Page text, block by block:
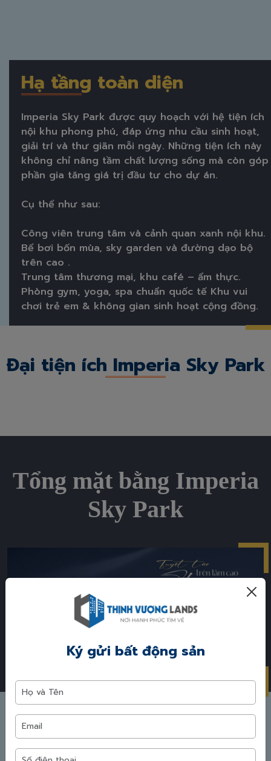
Hạ tầng toàn diện
Imperia Sky Park được quy hoạch với hệ tiện ích
nội khu phong phú, đáp ứng nhu cầu sinh hoạt,
giải trí và thư giãn mỗi ngày. Những tiện ích này
không chỉ nâng tầm chất lượng sống mà còn góp
phần gia tăng giá trị đầu tư cho dự án.
Cụ thể như sau:
Công viên trung tâm và cảnh quan xanh nội khu.
Bể bơi bốn mùa, sky garden và đường dạo bộ
trên cao .
Trung tâm thương mại, khu café – ẩm thực.
Phòng gym, yoga, spa chuẩn quốc tế Khu vui
chơi trẻ em & không gian sinh hoạt cộng đồng.
Đại tiện ích Imperia Sky Park
Tổng mặt bằng Imperia
Sky Park
Ký gửi bất động sản